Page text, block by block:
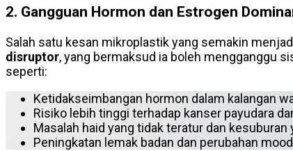
2. Gangguan Hormon dan Estrogen
Salah satu kesan mikroplastik yang semakin
disruptor, yang bermaksud ia boleh mengganggu
seperti:
Ketidakseimbangan hormon dalam kalangan
Risiko lebih tinggi terhadap kanser payudara
Masalah haid yang tidak teratur dan kesuburan
Peningkatan lemak badan dan perubahan